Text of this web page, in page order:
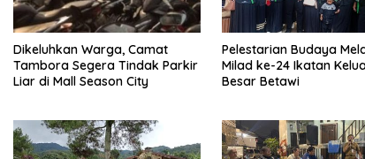
Dikeluhkan Warga, Camat
Tambora Segera Tindak Parkir
Liar di Mall Season City
Pelestarian Budaya
Milad ke-24 Ikatan
Besar Betawi